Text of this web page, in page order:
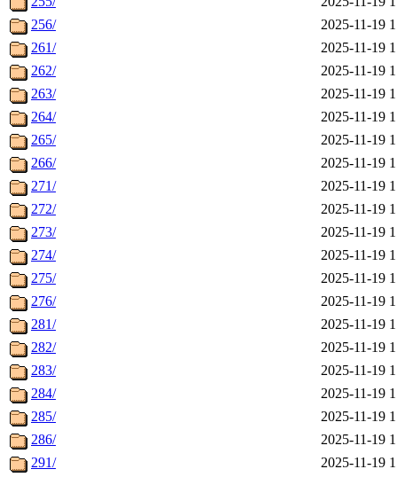
256/
2025-11-19
261/
2025-11-19
262/
2025-11-19
263/
2025-11-19
264/
2025-11-19
265/
2025-11-19
266/
2025-11-19
271/
2025-11-19
272/
2025-11-19
273/
2025-11-19
274/
2025-11-19
275/
2025-11-19
276/
2025-11-19
281/
2025-11-19
282/
2025-11-19
283/
2025-11-19
284/
2025-11-19
285/
2025-11-19
286/
2025-11-19
291/
2025-11-19